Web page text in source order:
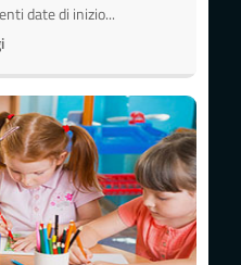
date di inizio...